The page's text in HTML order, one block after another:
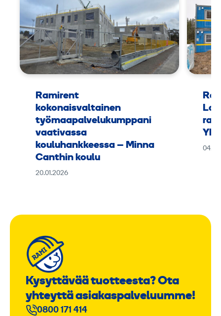
Ramirent
kokonaisvaltainen
työmaapalvelukumppani
vaativassa
kouluhankkeessa – Minna
Canthin koulu
20.01.2026
Kysyttävää tuotteesta? Ota
yhteyttä asiakaspalveluumme!
0800 171 414